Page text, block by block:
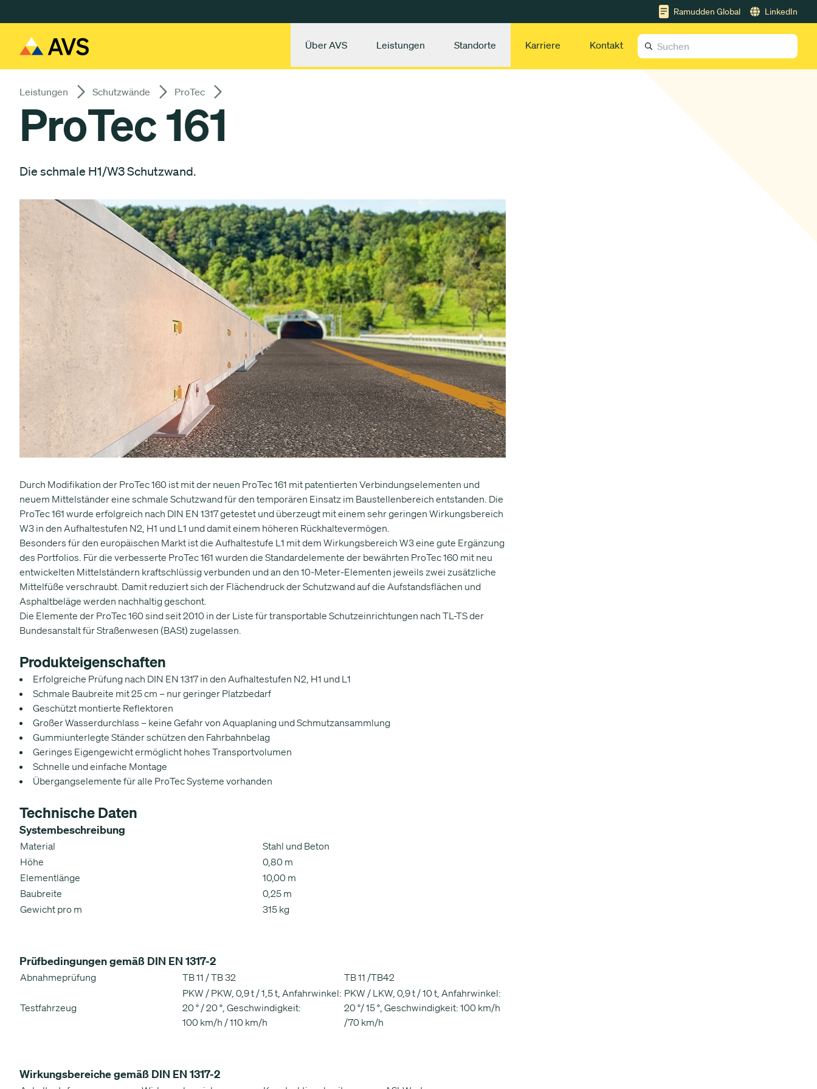
Ramudden Global LinkedIn
Über AVS Leistungen Standorte Karriere Kontakt
Leistungen Schutzwände ProTec
ProTec 161
Die schmale H1/W3 Schutzwand.
Durch Modifikation der ProTec 160 ist mit der neuen ProTec 161 mit patentierten Verbindungselementen und
neuem Mittelständer eine schmale Schutzwand für den temporären Einsatz im Baustellenbereich entstanden. Die
ProTec 161 wurde erfolgreich nach DIN EN 1317 getestet und überzeugt mit einem sehr geringen Wirkungsbereich
W3 in den Aufhaltestufen N2, H1 und L1 und damit einem höheren Rückhaltevermögen.
Besonders für den europäischen Markt ist die Aufhaltestufe L1 mit dem Wirkungsbereich W3 eine gute Ergänzung
des Portfolios. Für die verbesserte ProTec 161 wurden die Standardelemente der bewährten ProTec 160 mit neu
entwickelten Mittelständern kraftschlüssig verbunden und an den 10-Meter-Elementen jeweils zwei zusätzliche
Mittelfüße verschraubt. Damit reduziert sich der Flächendruck der Schutzwand auf die Aufstandsflächen und
Asphaltbeläge werden nachhaltig geschont.
Die Elemente der ProTec 160 sind seit 2010 in der Liste für transportable Schutzeinrichtungen nach TL-TS der
Bundesanstalt für Straßenwesen (BASt) zugelassen.
Produkteigenschaften
Erfolgreiche Prüfung nach DIN EN 1317 in den Aufhaltestufen N2, H1 und L1
Schmale Baubreite mit 25 cm – nur geringer Platzbedarf
Geschützt montierte Reflektoren
Großer Wasserdurchlass – keine Gefahr von Aquaplaning und Schmutzansammlung
Gummiunterlegte Ständer schützen den Fahrbahnbelag
Geringes Eigengewicht ermöglicht hohes Transportvolumen
Schnelle und einfache Montage
Übergangselemente für alle ProTec Systeme vorhanden
Technische Daten
Systembeschreibung
Material
Stahl und Beton
Höhe
0,80 m
Elementlänge
10,00 m
Baubreite
0,25 m
Gewicht pro m
315 kg
Prüfbedingungen gemäß DIN EN 1317-2
Abnahmeprüfung TB 11 / TB 32 TB 11 /TB42
Testfahrzeug
PKW / PKW, 0,9 t / 1,5 t, Anfahrwinkel:
20 ° / 20 °, Geschwindigkeit:
100 km/h / 110 km/h
PKW / LKW, 0,9 t / 10 t, Anfahrwinkel:
20 °/ 15 °, Geschwindigkeit: 100 km/h
/70 km/h
Wirkungsbereiche gemäß DIN EN 1317-2